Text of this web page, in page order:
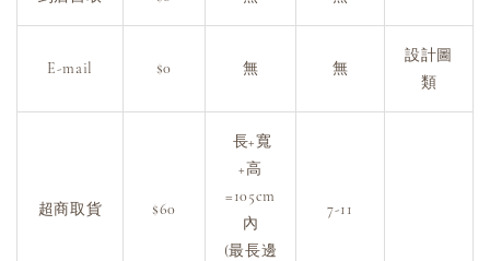
E-mail $0 無 無
設計圖
類
超商取貨 $60
長+寬
+高
=105cm
內
(最長邊
7-11